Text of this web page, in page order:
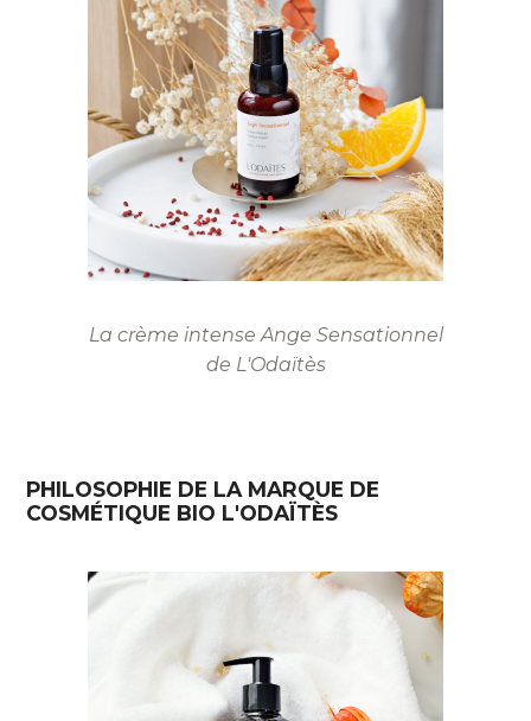
La crème intense Ange Sensationnel
de L'Odaïtès
PHILOSOPHIE DE LA MARQUE DE
COSMÉTIQUE BIO L'ODAÏTÈS